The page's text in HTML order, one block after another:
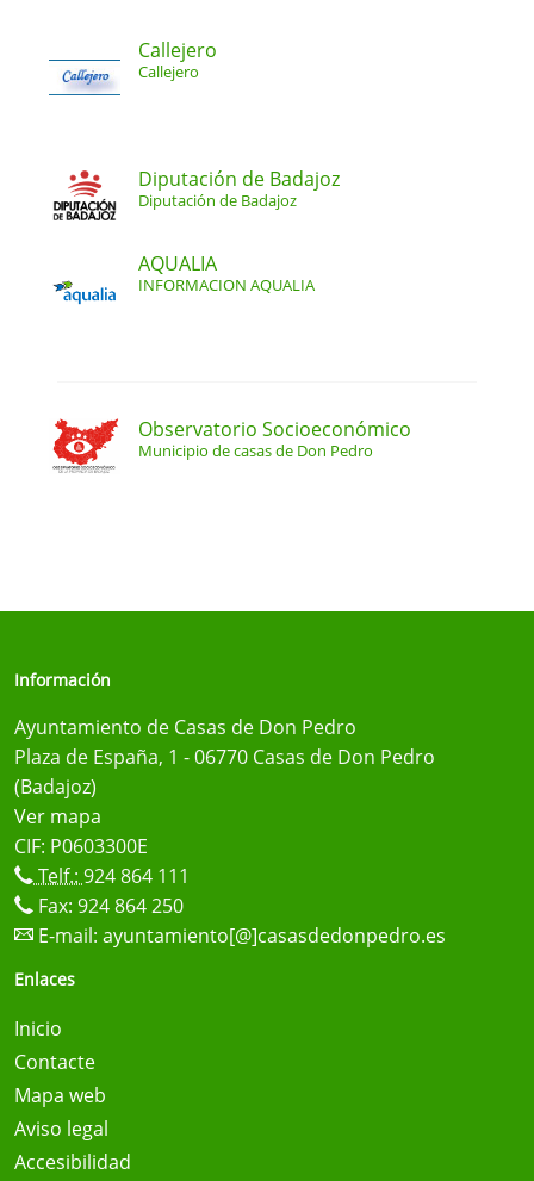
Callejero
Callejero
Diputación de Badajoz
Diputación de Badajoz
AQUALIA
INFORMACION AQUALIA
Observatorio Socioeconómico
Municipio de casas de Don Pedro
Información
Ayuntamiento de Casas de Don Pedro
Plaza de España, 1 - 06770 Casas de Don Pedro
(Badajoz)
Ver mapa
CIF: P0603300E
Telf.: 924 864 111
Fax: 924 864 250
E-mail: ayuntamiento[@]casasdedonpedro.es
Enlaces
Inicio
Contacte
Mapa web
Aviso legal
Accesibilidad